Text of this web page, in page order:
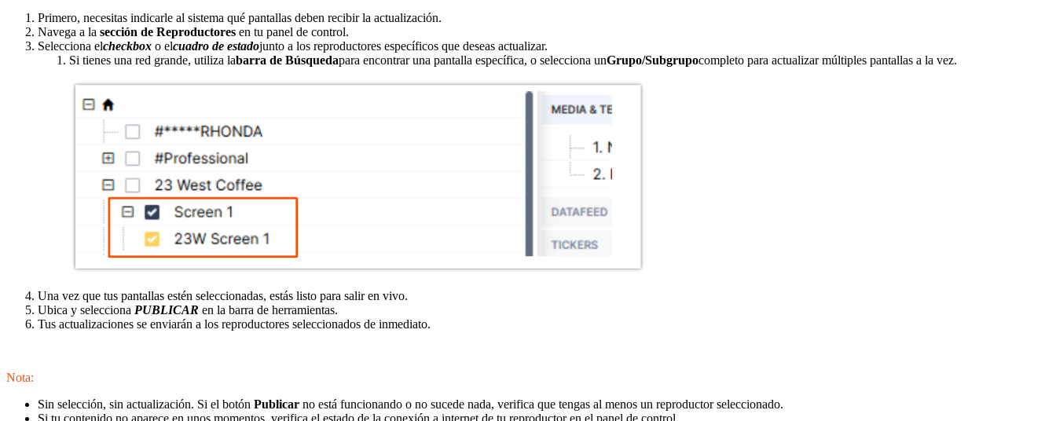
Primero, necesitas indicarle al sistema qué pantallas deben recibir la actualización.
Navega a la sección de Reproductores en tu panel de control.
Selecciona elcheckbox o elcuadro de estadojunto a los reproductores específicos que deseas actualizar.
Si tienes una red grande, utiliza labarra de Búsquedapara encontrar una pantalla específica, o selecciona unGrupo/Subgrupocompleto para actualizar múltiples pantallas a la vez.
Una vez que tus pantallas estén seleccionadas, estás listo para salir en vivo.
Ubica y selecciona PUBLICAR en la barra de herramientas.
Tus actualizaciones se enviarán a los reproductores seleccionados de inmediato.
Nota:
Sin selección, sin actualización. Si el botón Publicar no está funcionando o no sucede nada, verifica que tengas al menos un reproductor seleccionado.
Si tu contenido no aparece en unos momentos, verifica el estado de la conexión a internet de tu reproductor en el panel de control.